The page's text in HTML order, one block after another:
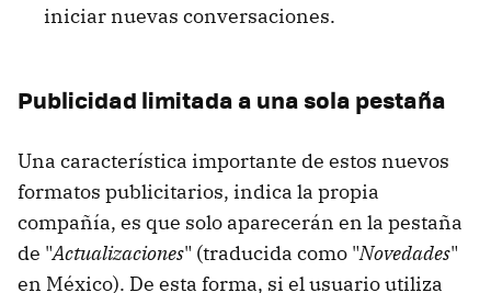
iniciar nuevas conversaciones.
Publicidad limitada a una sola pestaña
Una característica importante de estos nuevos
formatos publicitarios, indica la propia
compañía, es que solo aparecerán en la pestaña
de "Actualizaciones" (traducida como "Novedades"
en México). De esta forma, si el usuario utiliza